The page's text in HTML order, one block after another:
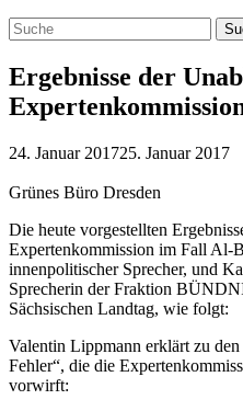
Ergebnisse der
24. Januar 201725. Januar 2017
Grünes Büro Dresden
Die heute vorgestellten
Expertenkommission im Fall Al-
innenpolitischer Sprecher, und
Sprecherin der Fraktion
Sächsischen Landtag, wie folgt:
Valentin Lippmann erklärt zu
Fehler“, die die
vorwirft: